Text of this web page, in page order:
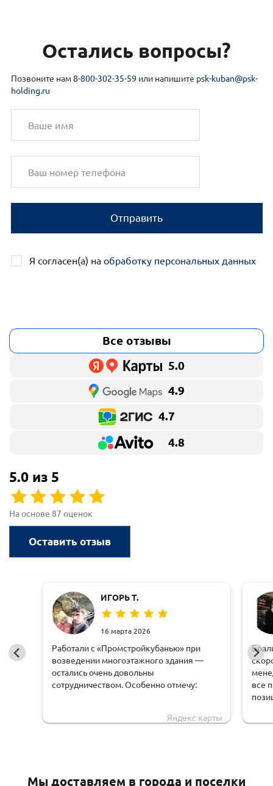
Остались вопросы?
Позвоните нам8-800-302-35-59 или напишите psk-kuban@psk-
holding.ru
Отправить
Я согласен(а) на обработку персональных данных
Все отзывы
5.0
4.9
4.7
4.8
5.0 из 5
На основе 87 оценок
Оставить отзыв
ИГОРЬ Т.
16 марта 2026
Работали с «Промстройкубанью» при
возведении многоэтажного здания —
остались очень довольны
сотрудничеством. Особенно отмечу:
специалисты быстро рассчитывали
Яндекс карты
все
Мы доставляем в города и поселки